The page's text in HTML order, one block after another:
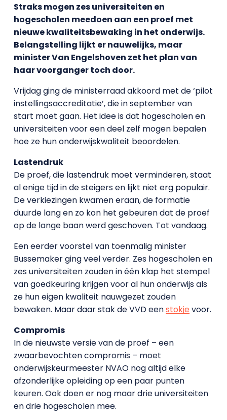
Straks mogen zes universiteiten en
hogescholen meedoen aan een proef met
nieuwe kwaliteitsbewaking in het onderwijs.
Belangstelling lijkt er nauwelijks, maar
minister Van Engelshoven zet het plan van
haar voorganger toch door.
Vrijdag ging de ministerraad akkoord met de ‘pilot
instellingsaccreditatie’, die in september van
start moet gaan. Het idee is dat hogescholen en
universiteiten voor een deel zelf mogen bepalen
hoe ze hun onderwijskwaliteit beoordelen.
Lastendruk
De proef, die lastendruk moet verminderen, staat
al enige tijd in de steigers en lijkt niet erg populair.
De verkiezingen kwamen eraan, de formatie
duurde lang en zo kon het gebeuren dat de proef
op de lange baan werd geschoven. Tot vandaag.
Een eerder voorstel van toenmalig minister
Bussemaker ging veel verder. Zes hogescholen en
zes universiteiten zouden in één klap het stempel
van goedkeuring krijgen voor al hun onderwijs als
ze hun eigen kwaliteit nauwgezet zouden
bewaken. Maar daar stak de VVD eenstokjevoor.
Compromis
In de nieuwste versie van de proef – een
zwaarbevochten compromis – moet
onderwijskeurmeester NVAO nog altijd elke
afzonderlijke opleiding op een paar punten
keuren. Ook doen er nog maar drie universiteiten
en drie hogescholen mee.